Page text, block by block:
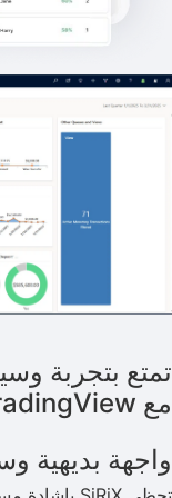
تمتع بتجربة
مع SiRiX + TradingView.
واجهة بديهية